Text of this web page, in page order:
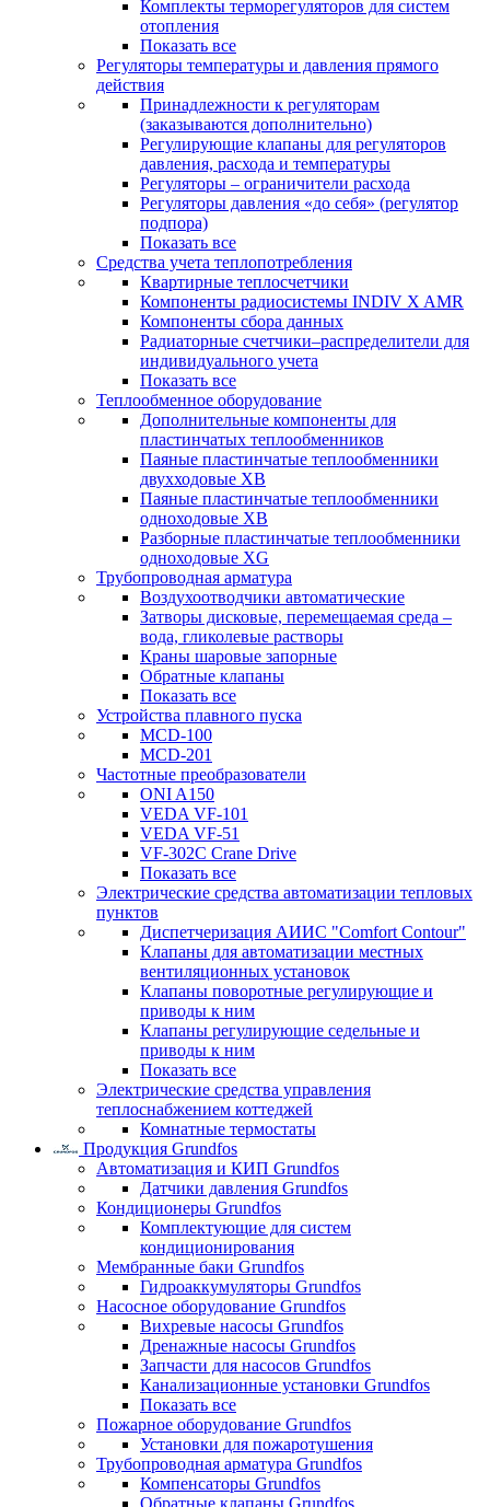
Комплекты терморегуляторов для систем
отопления
Показать все
Регуляторы температуры и давления прямого
действия
Принадлежности к регуляторам
(заказываются дополнительно)
Регулирующие клапаны для регуляторов
давления, расхода и температуры
Регуляторы – ограничители расхода
Регуляторы давления «до себя» (регулятор
подпора)
Показать все
Средства учета теплопотребления
Квартирные теплосчетчики
Компоненты радиосистемы INDIV X AMR
Компоненты сбора данных
Радиаторные счетчики–распределители для
индивидуального учета
Показать все
Теплообменное оборудование
Дополнительные компоненты для
пластинчатых теплообменников
Паяные пластинчатые теплообменники
двухходовые XB
Паяные пластинчатые теплообменники
одноходовые ХВ
Разборные пластинчатые теплообменники
одноходовые ХG
Трубопроводная арматура
Воздухоотводчики автоматические
Затворы дисковые, перемещаемая среда –
вода, гликолевые растворы
Краны шаровые запорные
Обратные клапаны
Показать все
Устройства плавного пуска
MCD-100
MCD-201
Частотные преобразователи
ONI A150
VEDA VF-101
VEDA VF-51
VF-302C Crane Drive
Показать все
Электрические средства автоматизации тепловых
пунктов
Диспетчеризация АИИС "Comfort Contour"
Клапаны для автоматизации местных
вентиляционных установок
Клапаны поворотные регулирующие и
приводы к ним
Клапаны регулирующие седельные и
приводы к ним
Показать все
Электрические средства управления
теплоснабжением коттеджей
Комнатные термостаты
Продукция Grundfos
Автоматизация и КИП Grundfos
Датчики давления Grundfos
Кондиционеры Grundfos
Комплектующие для систем
кондиционирования
Мембранные баки Grundfos
Гидроаккумуляторы Grundfos
Насосное оборудование Grundfos
Вихревые насосы Grundfos
Дренажные насосы Grundfos
Запчасти для насосов Grundfos
Канализационные установки Grundfos
Показать все
Пожарное оборудование Grundfos
Установки для пожаротушения
Трубопроводная арматура Grundfos
Компенсаторы Grundfos
Обратные клапаны Grundfos